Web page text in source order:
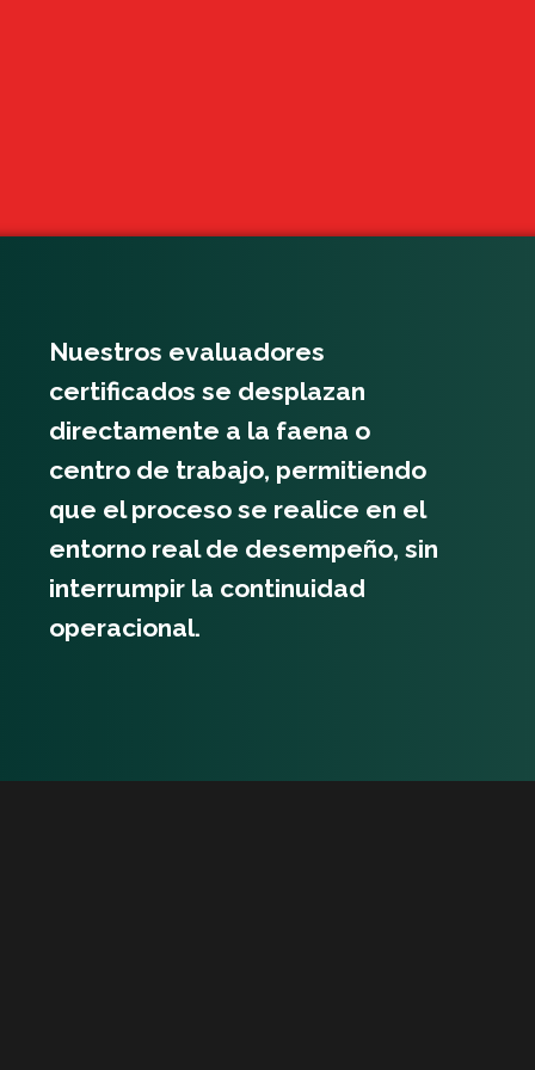
Nuestros evaluadores
certificados se desplazan
directamente a la faena o
centro de trabajo, permitiendo
que el proceso se realice en el
entorno real de desempeño, sin
interrumpir la continuidad
operacional.